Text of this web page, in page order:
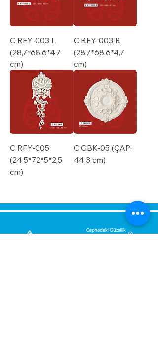
C RFY-003 L
(28,7*68,6*4,7
cm)
C RFY-003 R
(28,7*68,6*4,7
cm)
C RFY-005
(24,5*72*5*2,5
cm)
C GBK-05 (ÇAP:
44,3 cm)